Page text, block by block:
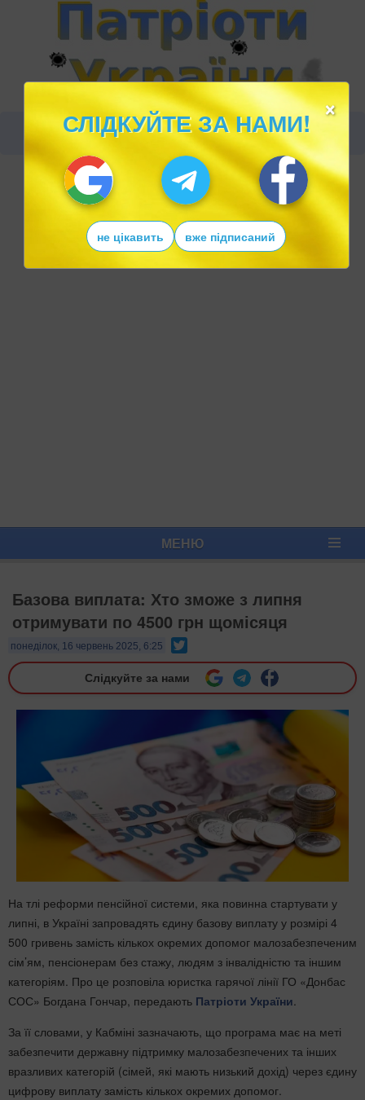
МЕНЮ
Базова виплата: Хто зможе з липня
отримувати по 4500 грн щомісяця
понеділок, 16 червень 2025, 6:25
Слідкуйте за нами
На тлі реформи пенсійної системи, яка повинна стартувати у
липні, в Україні запровадять єдину базову виплату у розмірі 4
500 гривень замість кількох окремих допомог малозабезпеченим
сім’ям, пенсіонерам без стажу, людям з інвалідністю та іншим
категоріям. Про це розповіла юристка гарячої лінії ГО «Донбас
СОС» Богдана Гончар, передають Патріоти України.
За її словами, у Кабміні зазначають, що програма має на меті
забезпечити державну підтримку малозабезпечених та інших
вразливих категорій (сімей, які мають низький дохід) через єдину
цифрову виплату замість кількох окремих допомог.
×
СЛІДКУЙТЕ ЗА НАМИ!
не цікавить вже підписаний